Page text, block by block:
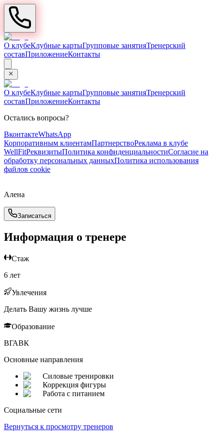
О клубеКлубные картыГрупповые занятияТренерский
составПриложениеКонтакты
О клубеКлубные картыГрупповые занятияТренерский
составПриложениеКонтакты
Остались вопросы?
ВконтактеWhatsApp
Корпоративным клиентамПартнерствоРеклама в клубе
WellFitРеквизитыПолитика конфиденциальностиСогласие на
обработку персональных данныхПолитика использования
файлов cookie
Алена
Записаться
Информация о тренере
Стаж
6 лет
Увлечения
Делать Вашу жизнь лучше
Образование
ВГАВК
Основные направления
Силовые тренировки
Коррекция фигуры
Работа с питанием
Социальные сети
Вернуться к просмотру тренеров